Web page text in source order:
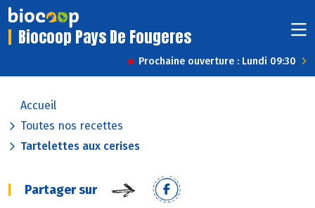
Biocoop Pays De Fougeres
Prochaine ouverture : Lundi 09:30
Accueil
Toutes nos recettes
Tartelettes aux cerises
Partager sur